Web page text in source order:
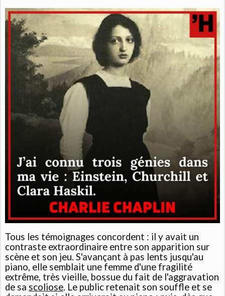
Tous les témoignages concordent : il y avait un
contraste extraordinaire entre son apparition sur
scène et son jeu. S'avançant à pas lents jusqu'au
piano, elle semblait une femme d'une fragilité
extrême, très vieille, bossue du fait de l'aggravation
de sa scoliose. Le public retenait son souffle et se